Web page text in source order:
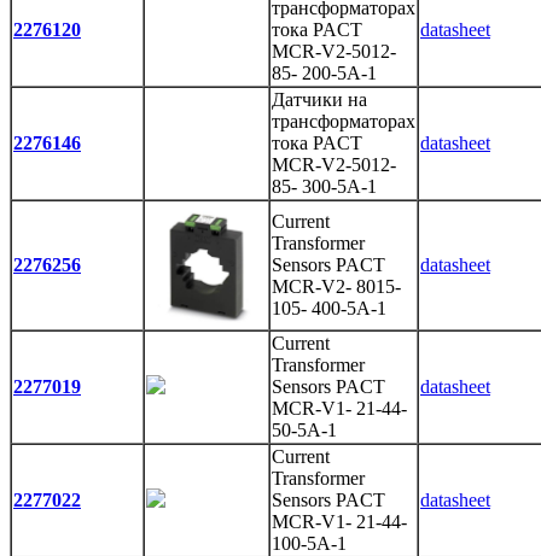
2276120
трансформаторах
тока PACT
MCR-V2-5012-
85- 200-5A-1
datasheet
2276146
Датчики на
трансформаторах
тока PACT
MCR-V2-5012-
85- 300-5A-1
datasheet
2276256
Current
Transformer
Sensors PACT
MCR-V2- 8015-
105- 400-5A-1
datasheet
2277019
Current
Transformer
Sensors PACT
MCR-V1- 21-44-
50-5A-1
datasheet
2277022
Current
Transformer
Sensors PACT
MCR-V1- 21-44-
100-5A-1
datasheet